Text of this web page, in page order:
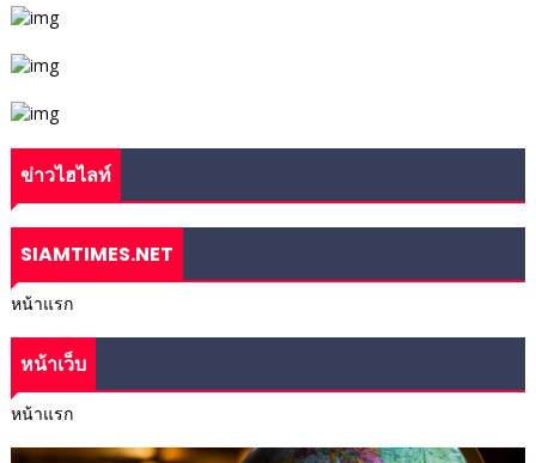
ข่าวไฮไลท์
SIAMTIMES.NET
หน้าแรก
หน้าเว็บ
หน้าแรก